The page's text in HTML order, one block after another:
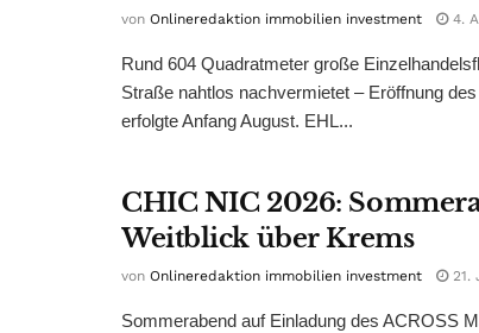
von Onlineredaktion immobilien investment 4.
Rund 604 Quadratmeter große
Straße nahtlos nachvermietet – Eröffnung
erfolgte Anfang August. EHL...
CHIC NIC 2026:
Weitblick über Krems
von Onlineredaktion immobilien investment 21.
Sommerabend auf Einladung des ACROSS